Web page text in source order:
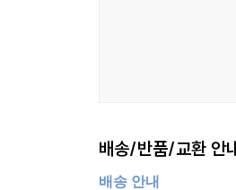
배송/반품/교환 안
배송 안내